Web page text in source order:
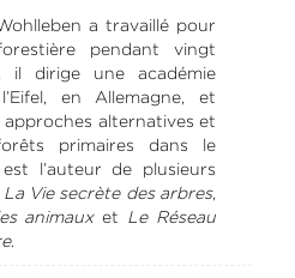
a travaillé pour
pendant vingt
il dirige une académie
en Allemagne, et
approches alternatives et
primaires dans le
l’auteur de plusieurs
La Vie secrète des arbres,
animauxet Le Réseau
.